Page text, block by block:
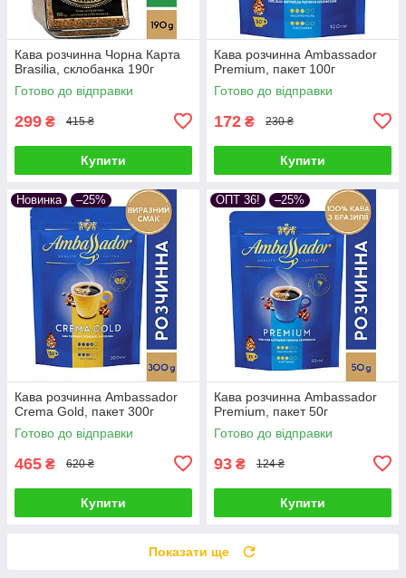
Кава розчинна Чорна Карта
Brasilia, склобанка 190г
Готово до відправки
299 ₴ 415 ₴
Купити
Кава розчинна Ambassador
Premium, пакет 100г
Готово до відправки
172 ₴ 230 ₴
Купити
Новинка –25%
Кава розчинна Ambassador
Crema Gold, пакет 300г
Готово до відправки
465 ₴ 620 ₴
Купити
ОПТ 36! –25%
Кава розчинна Ambassador
Premium, пакет 50г
Готово до відправки
93 ₴ 124 ₴
Купити
Показати ще